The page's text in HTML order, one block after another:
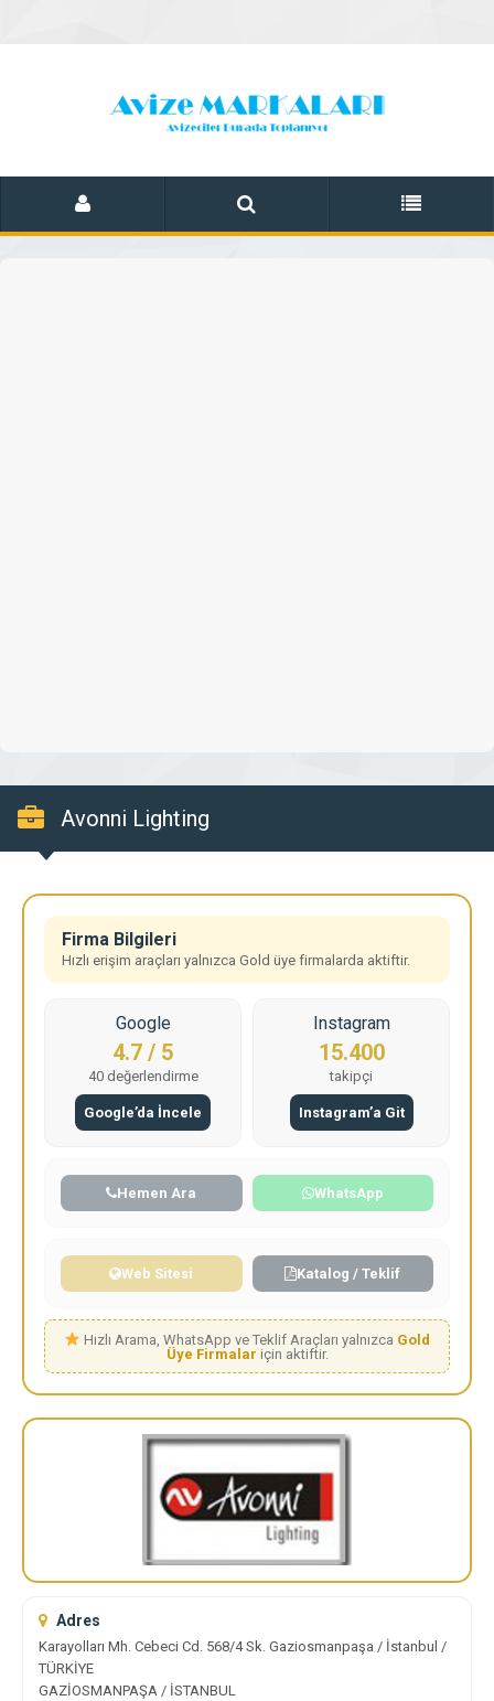
Avonni Lighting
Firma Bilgileri
Hızlı erişim araçları yalnızca Gold üye firmalarda aktiftir.
Google
4.7 / 5
40 değerlendirme
Google’da İncele
Instagram
15.400
takipçi
Instagram’a Git
Hemen Ara WhatsApp
Web Sitesi Katalog / Teklif
Hızlı Arama, WhatsApp ve Teklif Araçları yalnızca Gold
Üye Firmalar için aktiftir.
Adres
Karayolları Mh. Cebeci Cd. 568/4 Sk. Gaziosmanpaşa / İstanbul /
TÜRKİYE
GAZİOSMANPAŞA / İSTANBUL